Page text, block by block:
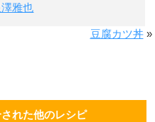
雅也
豆腐カツ丼»
された他のレシピ